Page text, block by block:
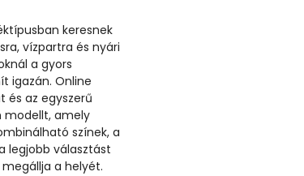
keresnek
vízpartra és nyári
a gyors
igazán. Online
és az egyszerű
modellt, amely
színek, a
legjobb választást
a helyét.